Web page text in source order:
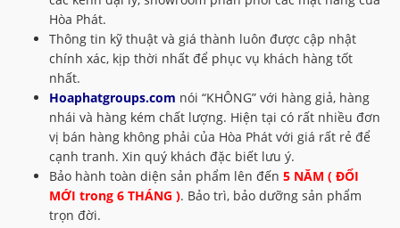
Hòa Phát.
Thông tin kỹ thuật và giá thành luôn được cập nhật
chính xác, kịp thời nhất để phục vụ khách hàng tốt
nhất.
Hoaphatgroups.com nói “KHÔNG” với hàng giả, hàng
nhái và hàng kém chất lượng. Hiện tại có rất nhiều đơn
vị bán hàng không phải của Hòa Phát với giá rất rẻ để
cạnh tranh. Xin quý khách đặc biết lưu ý.
Bảo hành toàn diện sản phẩm lên đến 5 NĂM ( ĐỔI
MỚI trong 6 THÁNG ). Bảo trì, bảo dưỡng sản phẩm
trọn đời.